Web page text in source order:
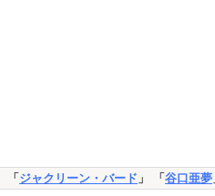
「 ジャクリーン・バード 」 「 谷口亜夢